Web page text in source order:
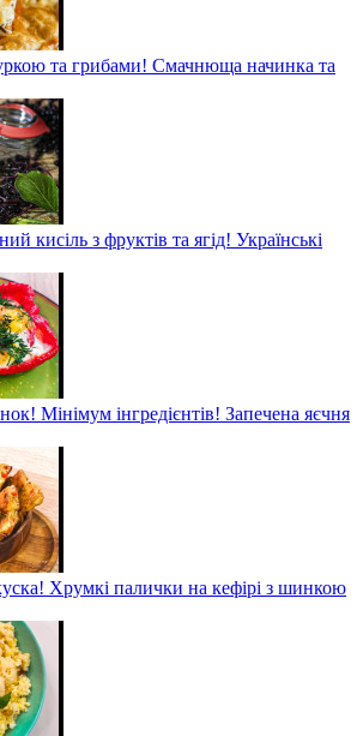
та грибами! Смачнюща начинка та
кисіль з фруктів та ягід! Українські
Мінімум інгредієнтів! Запечена яєчня
Хрумкі палички на кефірі з шинкою